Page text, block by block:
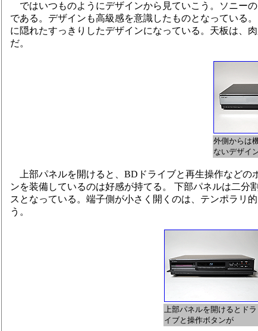
ではいつものようにデザインから見ていこう。ソニー
である。デザインも高級感を意識したものとなっている
に隠れたすっきりしたデザインになっている。天板は、
だ。
外側からは
ないデザイ
上部パネルを開けると、BDドライブと再生操作などの
ンを装備しているのは好感が持てる。 下部パネルは二
スとなっている。端子側が小さく開くのは、テンポラリ
う。
上部パネルを開けるとドラ
イブと操作ボタンが